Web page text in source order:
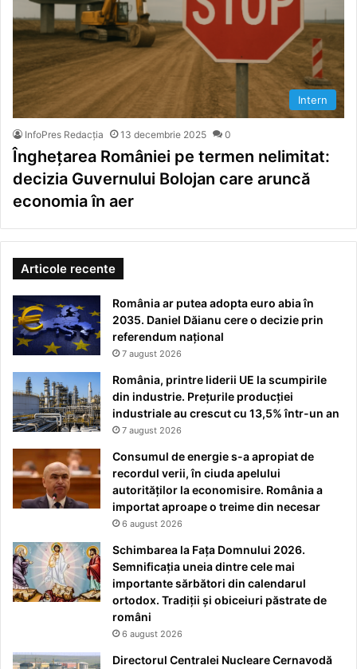
Intern
InfoPres Redacția 13 decembrie 2025 0
Înghețarea României pe termen nelimitat:
decizia Guvernului Bolojan care aruncă
economia în aer
Articole recente
România ar putea adopta euro abia în
2035. Daniel Dăianu cere o decizie prin
referendum național
7 august 2026
România, printre liderii UE la scumpirile
din industrie. Prețurile producției
industriale au crescut cu 13,5% într-un an
7 august 2026
Consumul de energie s-a apropiat de
recordul verii, în ciuda apelului
autorităților la economisire. România a
importat aproape o treime din necesar
6 august 2026
Schimbarea la Fața Domnului 2026.
Semnificația uneia dintre cele mai
importante sărbători din calendarul
ortodox. Tradiții și obiceiuri păstrate de
români
6 august 2026
Directorul Centralei Nucleare Cernavodă